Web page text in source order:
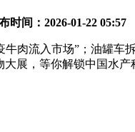
时间： 2026-01-22 05:57
流入市场”；油罐车拆
大展，等你解锁中国水